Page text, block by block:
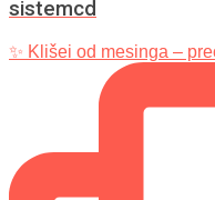
sistemcd
✨ Klišei od mesinga –